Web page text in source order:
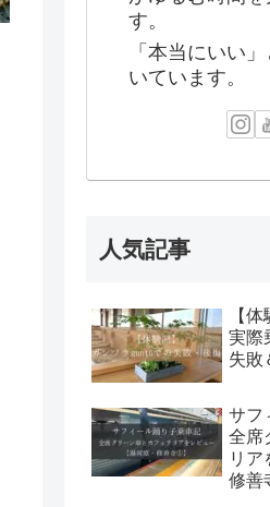
す。
「本当にいい
いています。
人気記事
【
実際
失敗
サフ
全席
リア
修善